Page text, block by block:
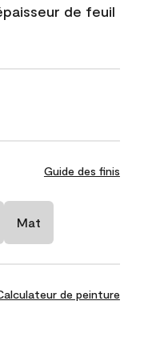
de feuil
Guide des finis
Mat
de peinture